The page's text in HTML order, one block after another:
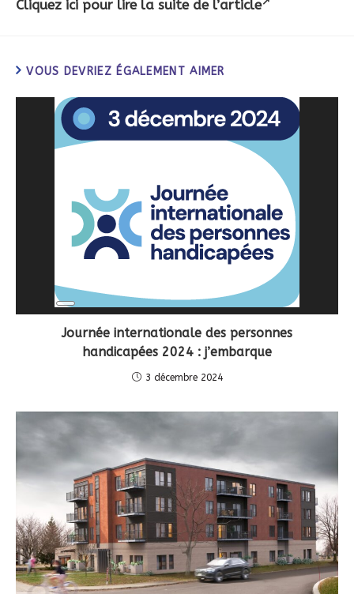
Cliquez ici pour lire la suite de l’article
VOUS DEVRIEZ ÉGALEMENT AIMER
Long
Journée internationale des personnes
handicapées 2024 : j’embarque
3 décembre 2024